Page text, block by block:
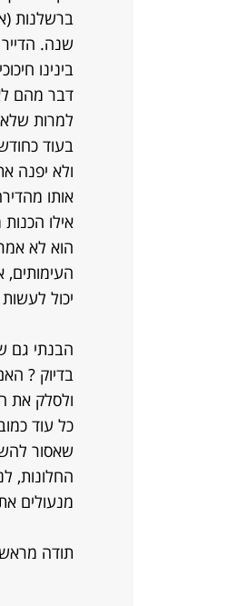
ברשלנות
שנה.
בינינו
דבר מהם
למרות
בעוד
ולא יפנה
אותו
אילו
הוא לא
העימותים,
יכול
הבנתי גם
בדיוק ?
ולסלק את
כל עוד
שאסור
החלונות,
מנעולים
תודה